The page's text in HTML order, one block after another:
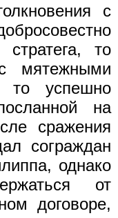
с
стратега, то
мятежными
то успешно
на
сражения
сограждан
однако
от
договоре,